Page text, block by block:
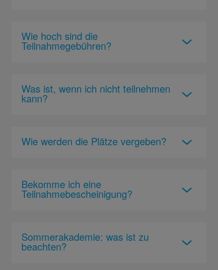
Wie hoch sind die
Teilnahmegebühren?
Was ist, wenn ich nicht teilnehmen
kann?
Wie werden die Plätze vergeben?
Bekomme ich eine
Teilnahmebescheinigung?
Sommerakademie: was ist zu
beachten?